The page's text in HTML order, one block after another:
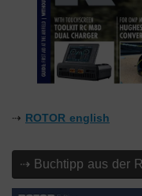
⇢ ROTOR english
⇢ Buchtipp aus der